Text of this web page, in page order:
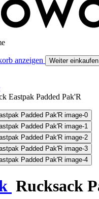
anzeigen Weiter einkaufen
Eastpak Padded Pak'R
Rucksack